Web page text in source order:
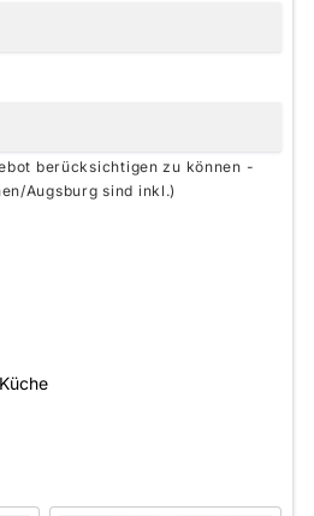
berücksichtigen zu können -
Augsburg sind inkl.)